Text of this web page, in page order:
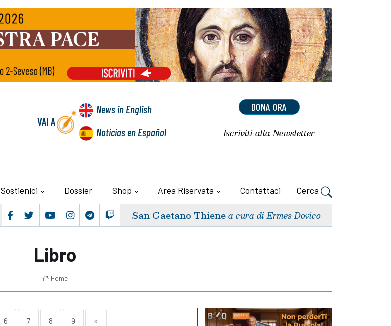
VAI A
Newsin English
Noticiasen Español
DONA ORA
Iscriviti allaNewsletter
Sostienici Dossier Shop Area Riservata Contattaci Cerca
San Gaetano Thiene a cura di Ermes Dovico
Libro
Home
6 7 8 9 »